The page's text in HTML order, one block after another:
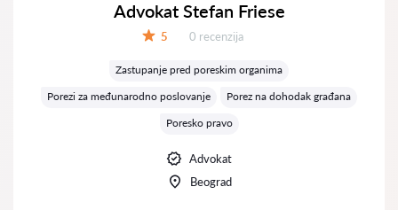
Advokat Stefan Friese
5 Recenzija:
0 recenzija
Zastupanje pred poreskim organima
Porezi za međunarodno poslovanje
Porez na dohodak građana
Poresko pravo
Advokat
Beograd